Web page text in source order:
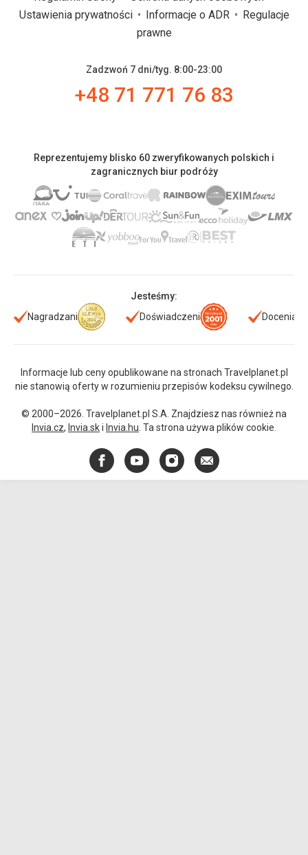
Ustawienia prywatności
Informacje o ADR
Regulacje
prawne
Zadzwoń 7 dni/tyg. 8:00-23:00
+48 71 771 76 83
Reprezentujemy blisko 60 zweryfikowanych polskich i
zagranicznych biur podróży
Jesteśmy:
Nagradzani
Doświadczeni Doceniani
Informacje lub ceny opublikowane na stronach Travelplanet.pl
nie stanowią oferty w rozumieniu przepisów kodeksu cywilnego.
© 2000–2026. Travelplanet.pl S.A. Znajdziesz nas również na
Invia.cz, Invia.ski Invia.hu . Ta strona używa plików cookie.
FacebookYouTubeInstagram
E-
mail